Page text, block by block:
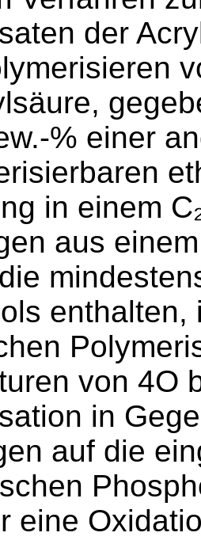
der
% einer
in einem
aus
von 4O
in
auf die
eine